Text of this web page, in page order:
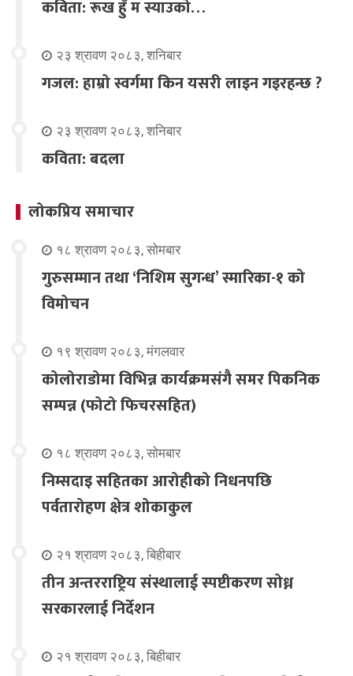
कविता: रूख हुँ म स्याउको…
२३ श्रावण २०८३, शनिबार
गजल: हाम्रो स्वर्गमा किन यसरी लाइन गइरहन्छ ?
२३ श्रावण २०८३, शनिबार
कविता: बदला
लोकप्रिय समाचार
१८ श्रावण २०८३, सोमबार
गुरुसम्मान तथा ‘निशिम सुगन्ध’ स्मारिका-१ को
विमोचन
१९ श्रावण २०८३, मंगलवार
कोलोराडोमा विभिन्न कार्यक्रमसंगै समर पिकनिक
सम्पन्न (फोटो फिचरसहित)
१८ श्रावण २०८३, सोमबार
निम्सदाइ सहितका आरोहीको निधनपछि
पर्वतारोहण क्षेत्र शोकाकुल
२१ श्रावण २०८३, बिहीबार
तीन अन्तरराष्ट्रिय संस्थालाई स्पष्टीकरण सोध्न
सरकारलाई निर्देशन
२१ श्रावण २०८३, बिहीबार